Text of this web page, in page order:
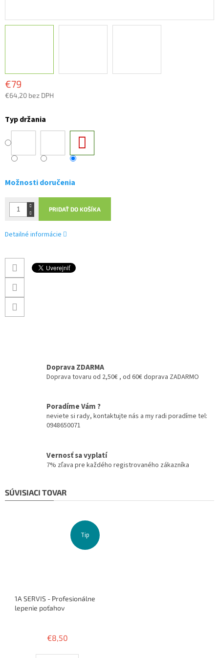
€79
€64,20 bez DPH
cena:
Typ držania
Možnosti doručenia
PRIDAŤ DO KOŠÍKA
Detailné informácie
Doprava ZDARMA
Doprava tovaru od 2,50€ , od 60€ doprava ZADARMO
Poradíme Vám ?
neviete si rady, kontaktujte nás a my radi poradíme tel:
0948650071
Vernosť sa vyplatí
7% zľava pre každého registrovaného zákazníka
SÚVISIACI TOVAR
Tip
1A SERVIS - Profesionálne
lepenie poťahov
produktu
€8,50